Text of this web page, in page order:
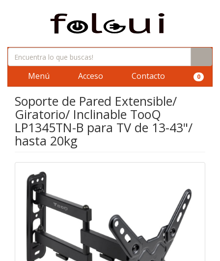
Menú Acceso Contacto 0
Soporte de Pared Extensible/
Giratorio/ Inclinable TooQ
LP1345TN-B para TV de 13-43"/
hasta 20kg